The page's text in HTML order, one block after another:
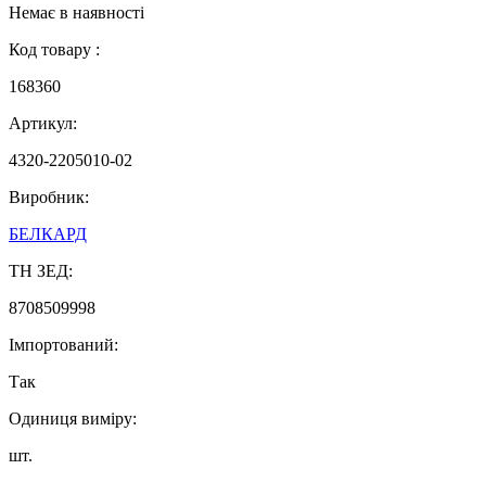
Немає в наявності
Код товару :
168360
Артикул:
4320-2205010-02
Виробник:
БЕЛКАРД
ТН ЗЕД:
8708509998
Імпортований:
Так
Одиниця виміру:
шт.